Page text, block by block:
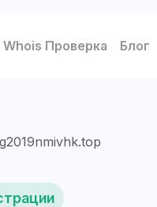
Whois Проверка Блог